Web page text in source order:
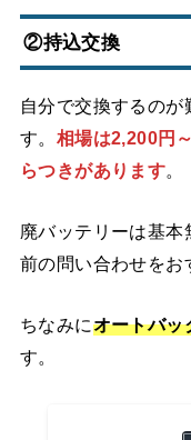
②持込交換
自分で交換するの
す。 相場は2,200円
らつきがあります
廃バッテリーは基
前の問い合わせをお
ちなみにオートバッ
す。